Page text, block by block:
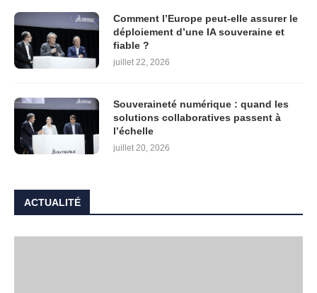
Comment l’Europe peut-elle assurer le
déploiement d’une IA souveraine et
fiable ?
juillet 22, 2026
Souveraineté numérique : quand les
solutions collaboratives passent à
l’échelle
juillet 20, 2026
ACTUALITÉ